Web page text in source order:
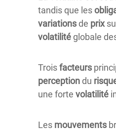
tandis que les
variations de prix
volatilité globale
Troisfacteurs
perception du
une forte volatilité
Les mouvements